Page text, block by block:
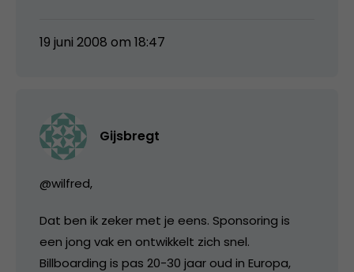
19 juni 2008 om 18:47
Gijsbregt
@wilfred,
Dat ben ik zeker met je eens. Sponsoring is
een jong vak en ontwikkelt zich snel.
Billboarding is pas 20-30 jaar oud in Europa,